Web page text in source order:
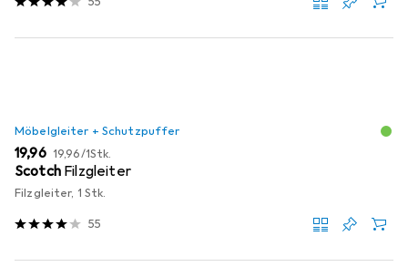
Möbelgleiter + Schutzpuffer
EUR
19,96 EUR
19,96/1Stk.
Scotch Filzgleiter
Filzgleiter, 1 Stk.
55